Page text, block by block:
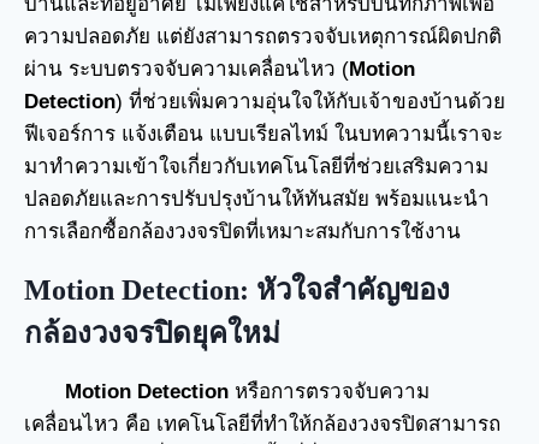
ความปลอดภัย แต่ยังสามารถตรวจจับเหตุการณ์ผิดปกติ
ผ่าน ระบบตรวจจับความเคลื่อนไหว (Motion
Detection) ที่ช่วยเพิ่มความอุ่นใจให้กับเจ้าของบ้านด้วย
ฟีเจอร์การ แจ้งเตือน แบบเรียลไทม์ ในบทความนี้เราจะ
มาทำความเข้าใจเกี่ยวกับเทคโนโลยีที่ช่วยเสริมความ
ปลอดภัยและการปรับปรุงบ้านให้ทันสมัย พร้อมแนะนำ
การเลือกซื้อกล้องวงจรปิดที่เหมาะสมกับการใช้งาน
Motion Detection: หัวใจสำคัญของ
กล้องวงจรปิดยุคใหม่
Motion Detection หรือการตรวจจับความ
เคลื่อนไหว คือ เทคโนโลยีที่ทำให้กล้องวงจรปิดสามารถ